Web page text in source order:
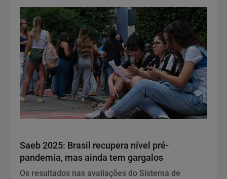
Saeb 2025: Brasil recupera nível pré-
pandemia, mas ainda tem gargalos
Os resultados nas avaliações do Sistema de